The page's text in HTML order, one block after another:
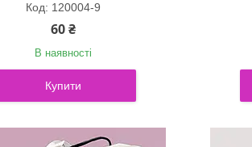
120004-9
60 ₴
В наявності
Купити